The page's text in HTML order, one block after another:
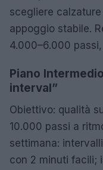
scegliere
appoggio stabile.
4.000–6.000
Piano
interval”
Obiettivo: qualità
10.000 passi a
settimana:
con 2 minuti facili;